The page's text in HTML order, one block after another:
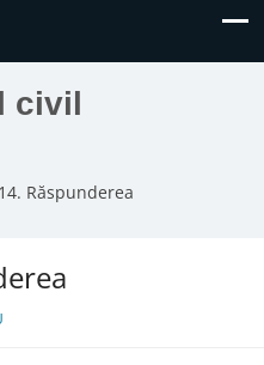
civil
Răspunderea